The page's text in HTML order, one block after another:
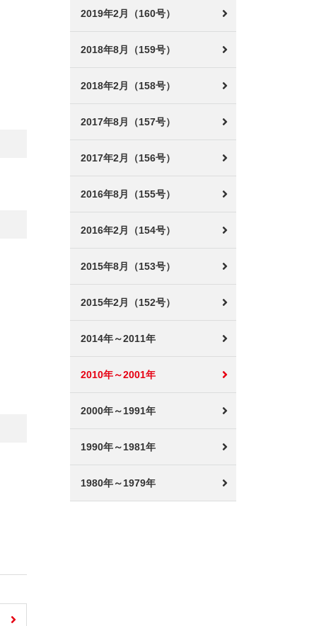
2019年2月（160号）
2018年8月（159号）
2018年2月（158号）
2017年8月（157号）
2017年2月（156号）
2016年8月（155号）
2016年2月（154号）
2015年8月（153号）
2015年2月（152号）
2014年～2011年
2010年～2001年
2000年～1991年
1990年～1981年
1980年～1979年